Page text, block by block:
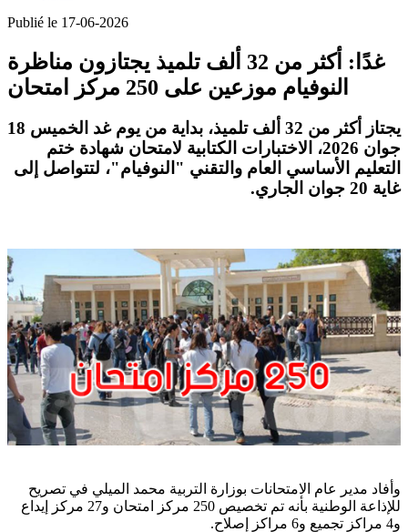
Publié le 17-06-2026
غدًا: أكثر من 32 ألف تلميذ يجتازون مناظرة
النوفيام موزعين على 250 مركز امتحان
يجتاز أكثر من 32 ألف تلميذ، بداية من يوم غد الخميس 18
جوان 2026، الاختبارات الكتابية لامتحان شهادة ختم
التعليم الأساسي العام والتقني "النوفيام"، لتتواصل إلى
غاية 20 جوان الجاري
.
وأفاد مدير عام الامتحانات بوزارة التربية محمد الميلي في تصريح
للإذاعة الوطنية بأنه تم تخصيص 250 مركز امتحان و27 مركز إيداع
و4 مراكز تجميع و6 مراكز إصلاح
.